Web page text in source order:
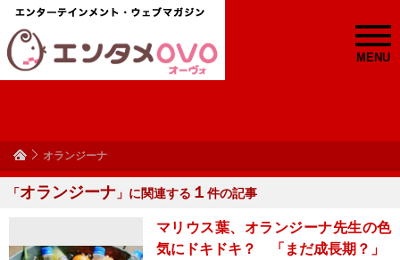
MENU
オランジーナ
「オランジーナ 」に関連する １ 件の記事
マリウス葉、オランジーナ先生の色
気にドキドキ？ 「まだ成長期？」